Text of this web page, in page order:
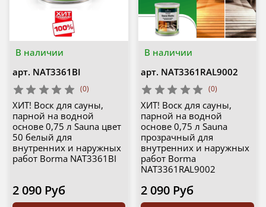
В наличии
арт. NAT3361BI
(0)
ХИТ! Воск для сауны,
парной на водной
основе 0,75 л Sauna цвет
50 белый для
внутренних и наружных
работ Borma NAT3361BI
2 090 Руб
В наличии
арт. NAT3361RAL9002
(0)
ХИТ! Воск для сауны,
парной на водной
основе 0,75 л Sauna
прозрачный для
внутренних и наружных
работ Borma
NAT3361RAL9002
2 090 Руб